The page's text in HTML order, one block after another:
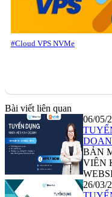
#Cloud VPS NVMe
Bài viết liên quan
06/05/
BẢN
VIÊN
26/03/